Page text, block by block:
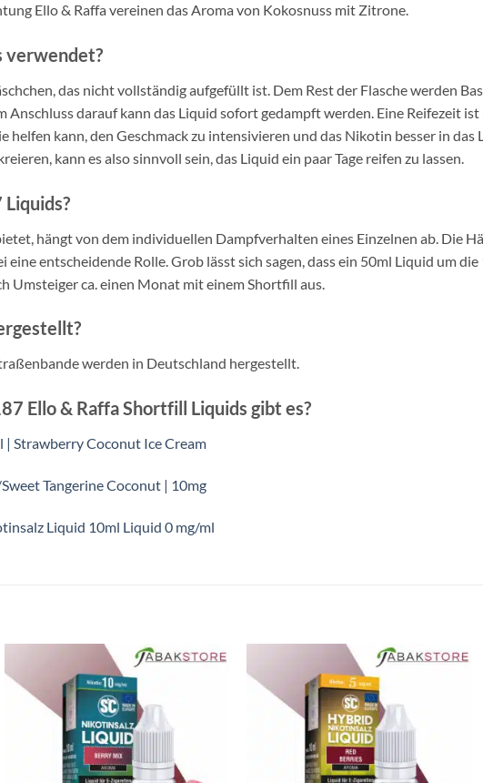
Ello & Raffa vereinen das Aroma von Kokosnuss mit Zitrone.
verwendet?
das nicht vollständig aufgefüllt ist. Dem Rest der Flasche werden
Anschluss darauf kann das Liquid sofort gedampft werden. Eine Reifezeit
helfen kann, den Geschmack zu intensivieren und das Nikotin besser in das
kann es also sinnvoll sein, das Liquid ein paar Tage reifen zu lassen.
hängt von dem individuellen Dampfverhalten eines Einzelnen ab. Die
entscheidende Rolle. Grob lässt sich sagen, dass ein 50ml Liquid um
Umsteiger ca. einen Monat mit einem Shortfill aus.
werden in Deutschland hergestellt.
Ello & Raffa Shortfill Liquids gibt es?
Strawberry Coconut Ice Cream
Tangerine Coconut | 10mg
Liquid 10ml Liquid 0 mg/ml